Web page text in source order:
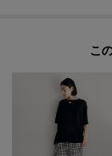
モデル情報：身長
こ